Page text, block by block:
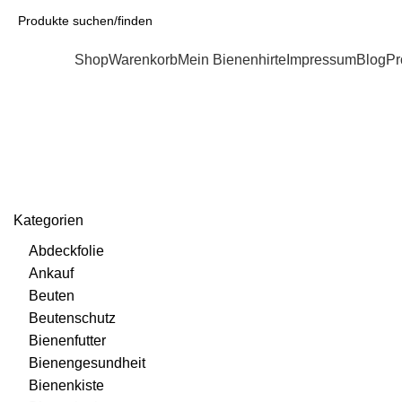
ShopWarenkorbMein Bienenhirte ImpressumBlog
Kategorien
Abdeckfolie
Ankauf
Beuten
Beutenschutz
Bienenfutter
Bienengesundheit
Bienenkiste